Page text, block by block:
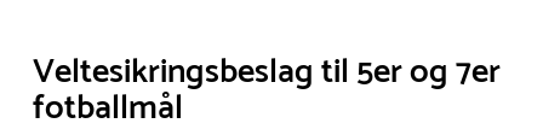
1
of
Veltesikringsbeslag til 5er og 7er
fotballmål